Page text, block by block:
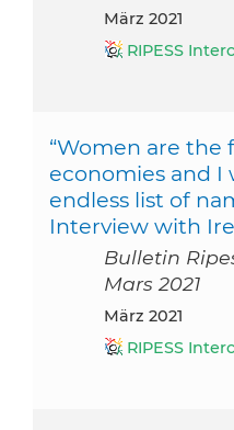
März 2021
RIPESS
“Women are the
economies and I
endless list of
Interview with
Bulletin
Mars 2021
März 2021
RIPESS